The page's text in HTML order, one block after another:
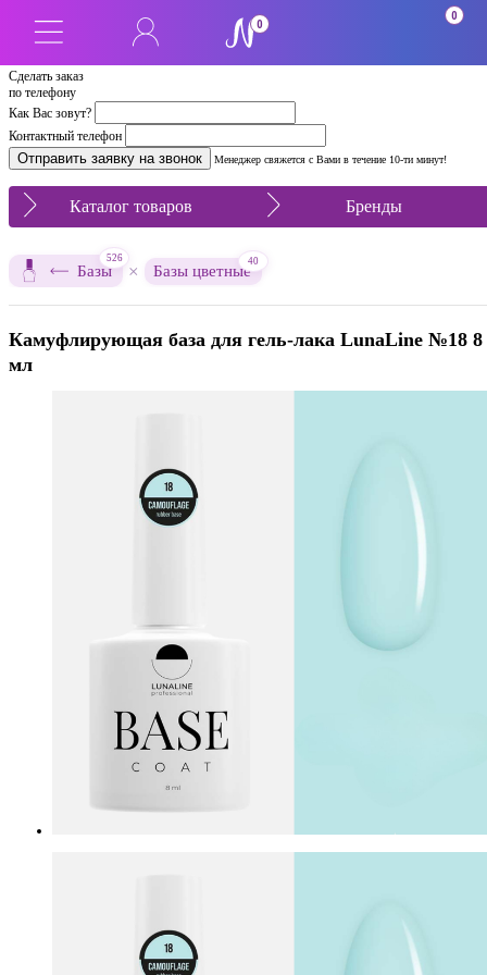
Сделать заказ
по телефону
Как Вас зовут?
Контактный телефон
Менеджер свяжется с Вами в течение 10-ти минут!
0
0
Каталог товаров Бренды
Базы
526
× Базы цветные
40
Камуфлирующая база для гель-лака LunaLine №18 8
мл